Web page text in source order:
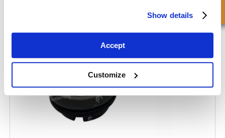
Show details
Accept
Customize